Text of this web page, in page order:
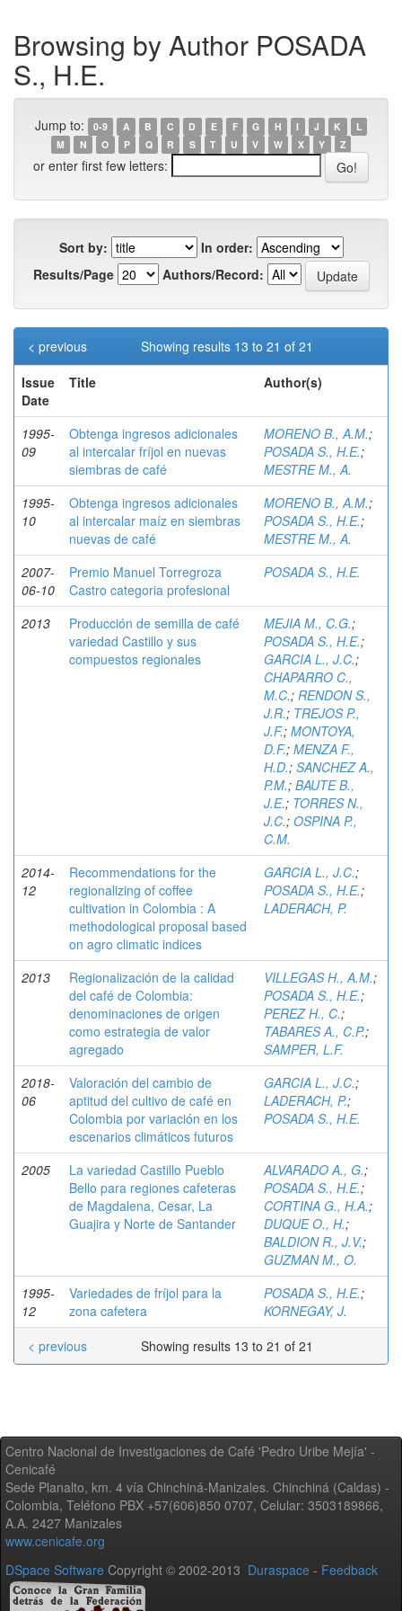
Browsing by Author POSADA
S., H.E.
Jump to: 0-9 A B C D E F G H I J K
L
M
N O P Q R S T U V W X Y Z
or enter first few letters:
Sort by:
In order:
Results/Page
Authors/Record:
Showing results 13 to 21 of 21
< previous
Issue
Date
Title Author(s)
1995-
09
Obtenga ingresos adicionales
al intercalar fríjol en nuevas
siembras de café
MORENO B., A.M.;
POSADA S., H.E.;
MESTRE M., A.
1995-
10
Obtenga ingresos adicionales
al intercalar maíz en siembras
nuevas de café
MORENO B., A.M.;
POSADA S., H.E.;
MESTRE M., A.
2007-
06-10
Premio Manuel Torregroza
Castro categoria profesional
POSADA S., H.E.
2013
Producción de semilla de café
variedad Castillo y sus
compuestos regionales
MEJIA M., C.G.;
POSADA S., H.E.;
GARCIA L., J.C.;
CHAPARRO C.,
M.C.; RENDON S.,
J.R.; TREJOS P.,
J.F.; MONTOYA,
D.F.; MENZA F.,
H.D.; SANCHEZ A.,
P.M.; BAUTE B.,
J.E.; TORRES N.,
J.C.; OSPINA P.,
C.M.
2014-
12
Recommendations for the
regionalizing of coffee
cultivation in Colombia : A
methodological proposal based
on agro climatic indices
GARCIA L., J.C.;
POSADA S., H.E.;
LADERACH, P.
2013
Regionalización de la calidad
del café de Colombia:
denominaciones de origen
como estrategia de valor
agregado
VILLEGAS H., A.M.;
POSADA S., H.E.;
PEREZ H., C.;
TABARES A., C.P.;
SAMPER, L.F.
2018-
06
Valoración del cambio de
aptitud del cultivo de café en
Colombia por variación en los
escenarios climáticos futuros
GARCIA L., J.C.;
LADERACH, P.;
POSADA S., H.E.
2005
La variedad Castillo Pueblo
Bello para regiones cafeteras
de Magdalena, Cesar, La
Guajira y Norte de Santander
ALVARADO A., G.;
POSADA S., H.E.;
CORTINA G., H.A.;
DUQUE O., H.;
BALDION R., J.V.;
GUZMAN M., O.
1995-
12
Variedades de fríjol para la
zona cafetera
POSADA S., H.E.;
KORNEGAY, J.
Showing results 13 to 21 of 21
< previous
Centro Nacional de Investigaciones de Café 'Pedro Uribe Mejía' -
Cenicafé
Sede Planalto, km. 4 vía Chinchiná-Manizales. Chinchiná (Caldas) -
Colombia, Teléfono PBX +57(606)850 0707, Celular: 3503189866,
A.A. 2427 Manizales
www.cenicafe.org
DSpace Software Copyright © 2002-2013 Duraspace - Feedback